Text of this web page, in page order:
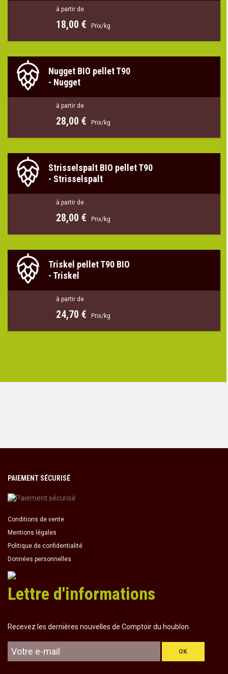
à partir de
18,00 € Prix/kg
Nugget BIO pellet T90
- Nugget
à partir de
28,00 € Prix/kg
Strisselspalt BIO pellet T90
- Strisselspalt
à partir de
28,00 € Prix/kg
Triskel pellet T90 BIO
- Triskel
à partir de
24,70 € Prix/kg
PAIEMENT SÉCURISÉ
Conditions de vente
Mentions légales
Politique de confidentialité
Données personnelles
Lettre d'informations
Recevez les dernières nouvelles de Comptoir du houblon.
OK